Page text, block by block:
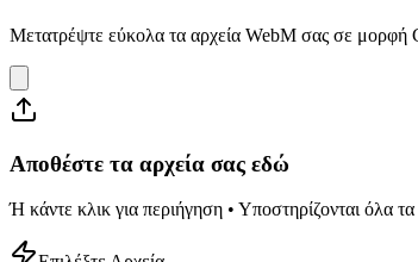
Μετατρέψτε εύκολα τα αρχεία WebM σας σε μορφή
Αποθέστε τα αρχεία σας εδώ
Ή κάντε κλικ για περιήγηση • Υποστηρίζονται όλα